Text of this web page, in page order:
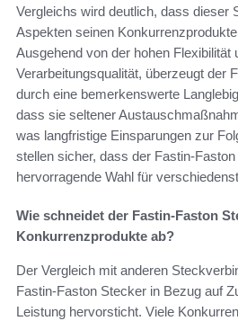
Vergleichs wird deutlich, dass dieser
Aspekten seinen
Ausgehend von der hohen Flexibilität
Verarbeitungsqualität, überzeugt der
durch eine bemerkenswerte
dass sie seltener
was langfristige Einsparungen zur
stellen sicher, dass der Fastin-
hervorragende Wahl für
Wie schneidet der Fastin-Faston
Konkurrenzprodukte ab?
Der Vergleich mit anderen
Fastin-Faston Stecker in Bezug auf
Leistung hervorsticht. Viele